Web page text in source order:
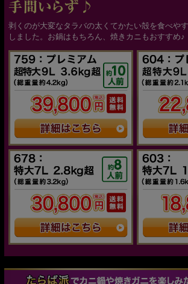
剥くのが大変なタラバの太くてかたい殻を食べや
しました。お鍋はもちろん、焼きカニもおすすめ♪